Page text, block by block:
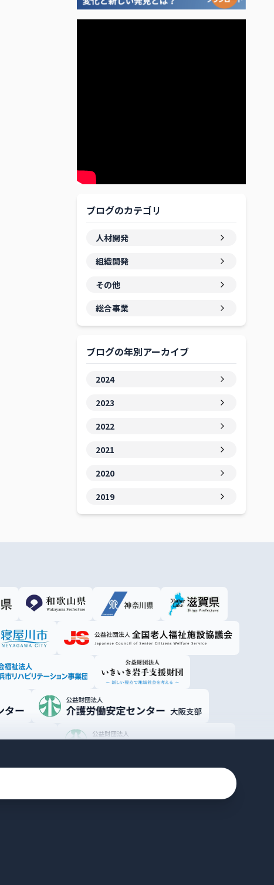
ブログのカテゴリ
人材開発
組織開発
その他
総合事業
ブログの年別アーカイブ
2024
2023
2022
2021
2020
2019